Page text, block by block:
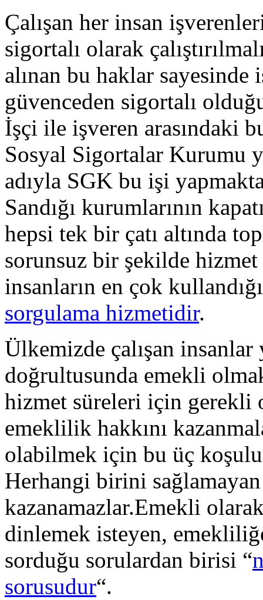
Çalışan her insan
sigortalı olarak
alınan bu haklar
güvenceden sigortalı
İşçi ile işveren arasındaki
Sosyal Sigortalar Kurumu
adıyla SGK bu işi
Sandığı kurumlarının
hepsi tek bir çatı altında
sorunsuz bir şekilde hizmet
insanların en çok
sorgulama hizmetidir.
Ülkemizde çalışan
doğrultusunda emekli
hizmet süreleri için gerekli
emeklilik hakkını
olabilmek için bu üç
Herhangi birini
kazanamazlar.Emekli
dinlemek isteyen,
sorduğu sorulardan birisi “
sorusudur“.